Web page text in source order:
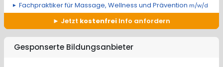
Fachpraktiker für Massage, Wellness und Prävention m/w/d
Jetzt kostenfrei Info anfordern
Gesponserte Bildungsanbieter